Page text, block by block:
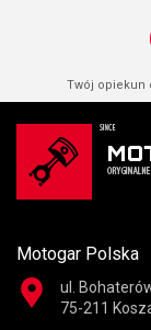
Twój opiekun
Motogar Polska
ul.
75-211